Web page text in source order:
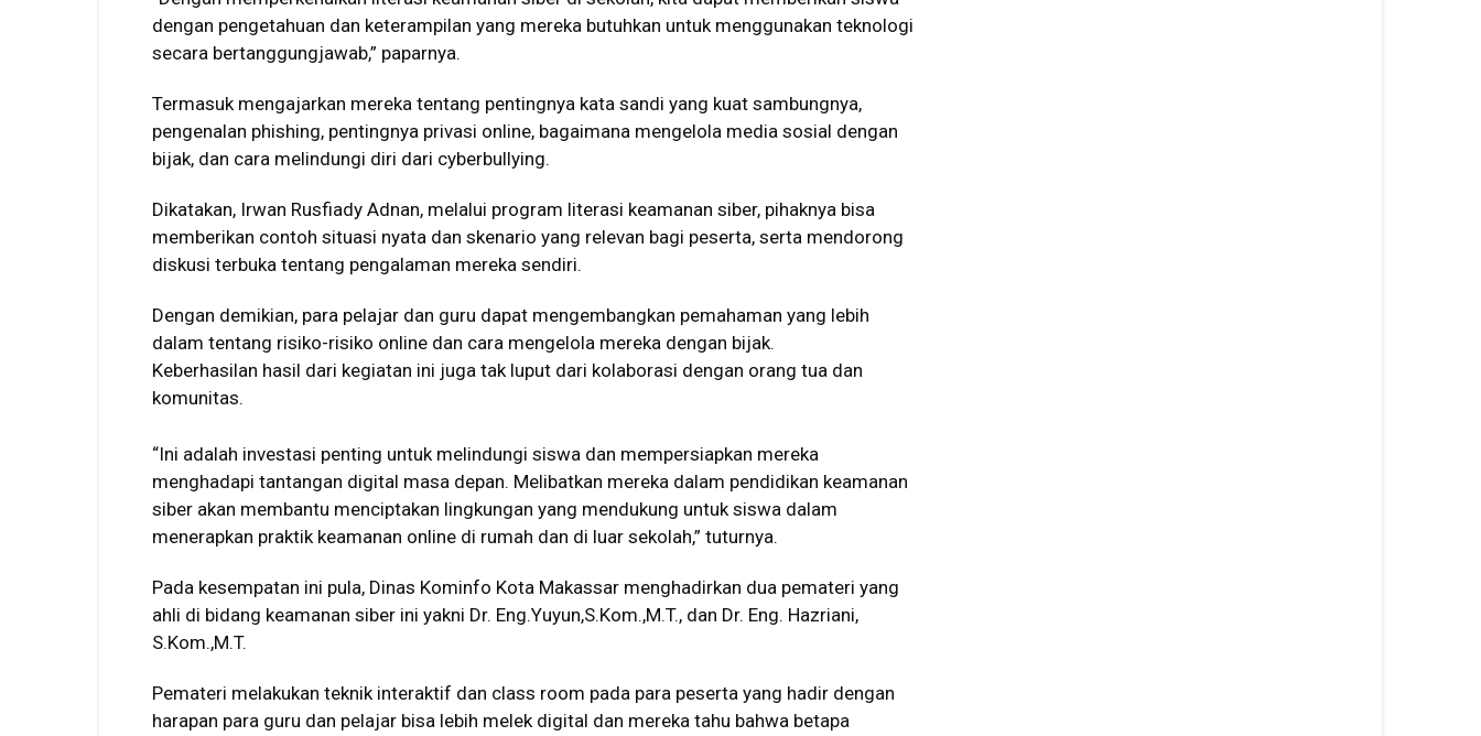
dengan pengetahuan dan keterampilan yang mereka butuhkan untuk menggunakan teknologi
secara bertanggungjawab,” paparnya.
Termasuk mengajarkan mereka tentang pentingnya kata sandi yang kuat sambungnya,
pengenalan phishing, pentingnya privasi online, bagaimana mengelola media sosial dengan
bijak, dan cara melindungi diri dari cyberbullying.
Dikatakan, Irwan Rusfiady Adnan, melalui program literasi keamanan siber, pihaknya bisa
memberikan contoh situasi nyata dan skenario yang relevan bagi peserta, serta mendorong
diskusi terbuka tentang pengalaman mereka sendiri.
Dengan demikian, para pelajar dan guru dapat mengembangkan pemahaman yang lebih
dalam tentang risiko-risiko online dan cara mengelola mereka dengan bijak.
Keberhasilan hasil dari kegiatan ini juga tak luput dari kolaborasi dengan orang tua dan
komunitas.
“Ini adalah investasi penting untuk melindungi siswa dan mempersiapkan mereka
menghadapi tantangan digital masa depan. Melibatkan mereka dalam pendidikan keamanan
siber akan membantu menciptakan lingkungan yang mendukung untuk siswa dalam
menerapkan praktik keamanan online di rumah dan di luar sekolah,” tuturnya.
Pada kesempatan ini pula, Dinas Kominfo Kota Makassar menghadirkan dua pemateri yang
ahli di bidang keamanan siber ini yakni Dr. Eng.Yuyun,S.Kom.,M.T., dan Dr. Eng. Hazriani,
S.Kom.,M.T.
Pemateri melakukan teknik interaktif dan class room pada para peserta yang hadir dengan
harapan para guru dan pelajar bisa lebih melek digital dan mereka tahu bahwa betapa